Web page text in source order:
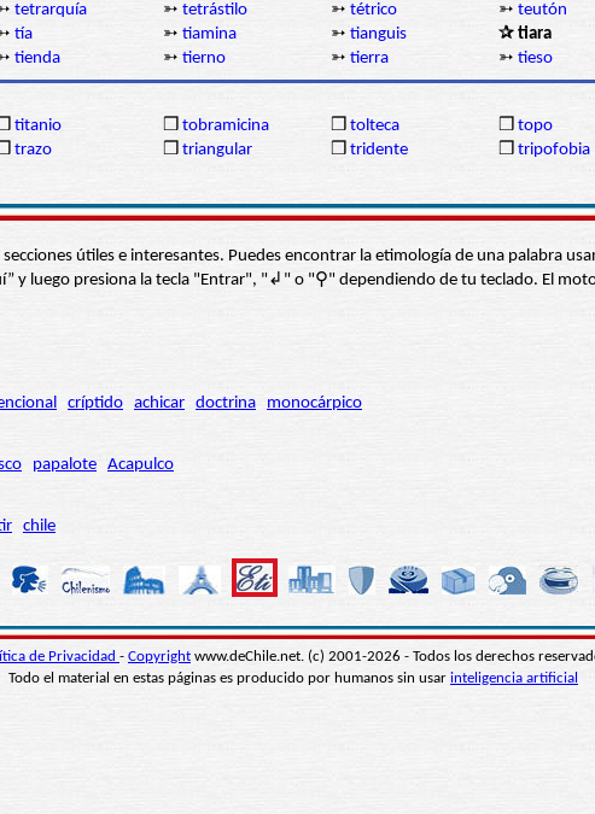
tetrarquía ➳ tetrástilo ➳ tétrico ➳ teutón
tía ➳ tiamina ➳ tianguis ✰ tiara
tienda ➳ tierno ➳ tierra ➳ tieso
titanio ❒ tobramicina ❒ tolteca ❒ topo
trazo ❒ triangular ❒ tridente ❒ tripofobia
útiles e interesantes. Puedes encontrar la etimología de una palabra
y luego presiona la tecla "Entrar", "↲" o "⚲" dependiendo de tu teclado. El
críptido achicar doctrina monocárpico
papalote Acapulco
chile
de Privacidad - Copyright www.deChile.net. (c) 2001-2026 - Todos los derechos
Todo el material en estas páginas es producido por humanos sin usar inteligencia artificial